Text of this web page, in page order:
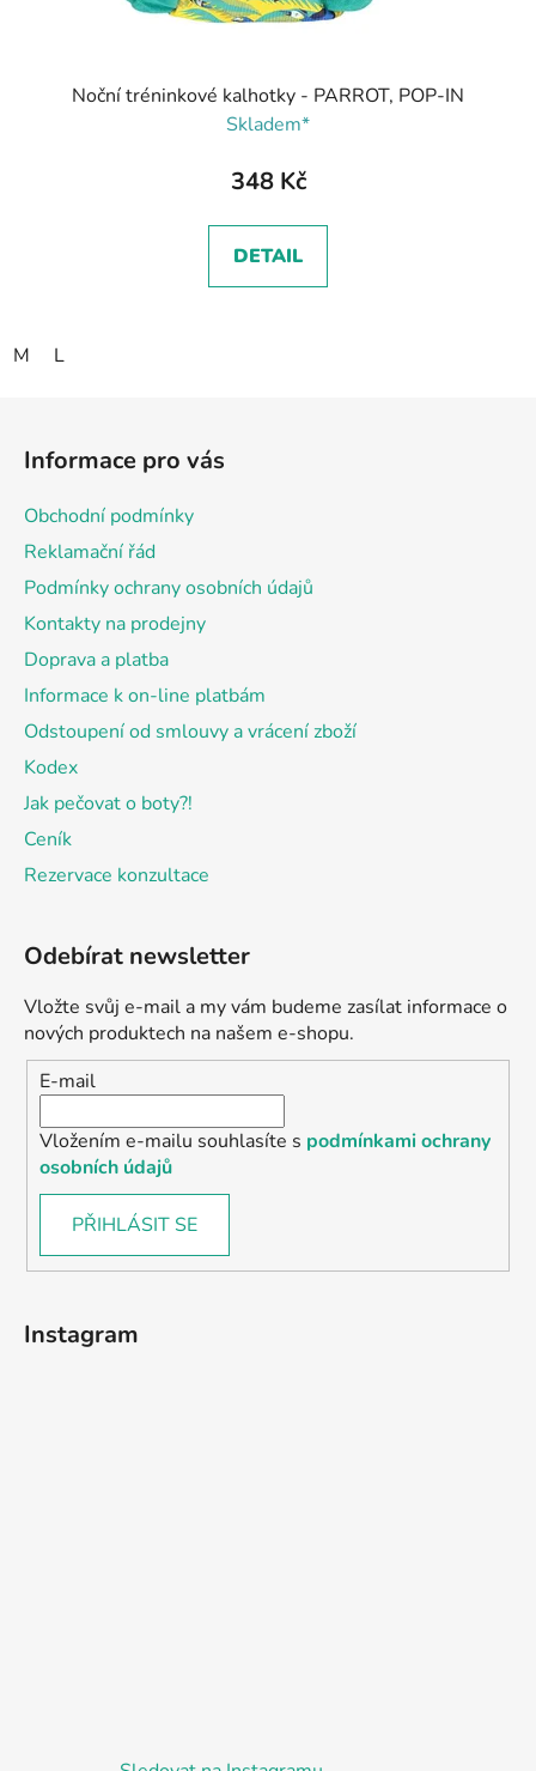
Noční tréninkové kalhotky - PARROT, POP-IN
Skladem*
348 Kč
DETAIL
M L
Informace pro vás
Obchodní podmínky
Reklamační řád
Podmínky ochrany osobních údajů
Kontakty na prodejny
Doprava a platba
Informace k on-line platbám
Odstoupení od smlouvy a vrácení zboží
Kodex
Jak pečovat o boty?!
Ceník
Rezervace konzultace
Odebírat newsletter
Vložte svůj e-mail a my vám budeme zasílat informace o
nových produktech na našem e-shopu.
E-mail
Vložením e-mailu souhlasíte s podmínkami ochrany
osobních údajů
PŘIHLÁSIT SE
Instagram